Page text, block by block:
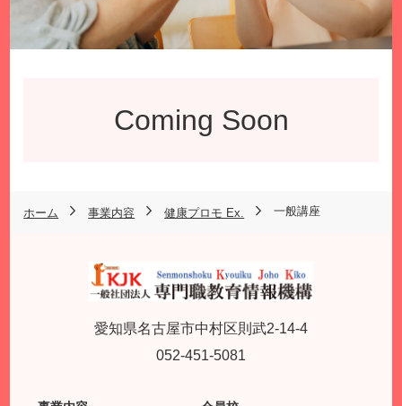
Coming Soon
ホーム 事業内容 健康プロモ Ex. 一般講座
愛知県名古屋市中村区則武2-14-4
052-451-5081